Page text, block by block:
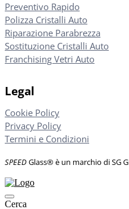
Preventivo Rapido
Polizza Cristalli Auto
Riparazione Parabrezza
Sostituzione Cristalli Auto
Franchising Vetri Auto
Legal
Cookie Policy
Privacy Policy
Termini e Condizioni
SPEEDGlass® è un marchio di SG
Cerca